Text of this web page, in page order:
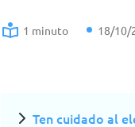
1 minuto 18/10/
Ten cuidado al